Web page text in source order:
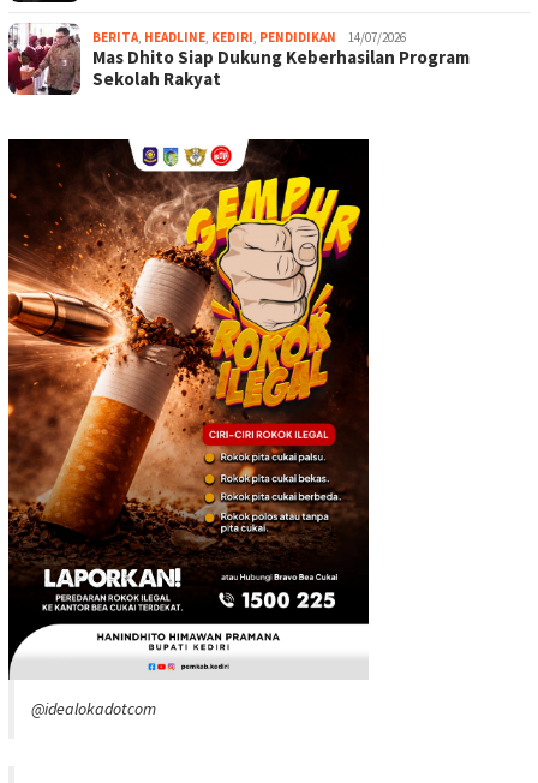
BERITA, HEADLINE, KEDIRI, PENDIDIKAN 14/07/2026
Mas Dhito Siap Dukung Keberhasilan Program
Sekolah Rakyat
@idealokadotcom